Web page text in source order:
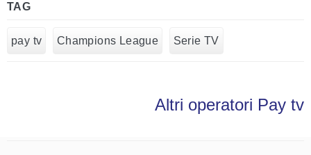
TAG
pay tv Champions League Serie TV
Altri operatori Pay tv